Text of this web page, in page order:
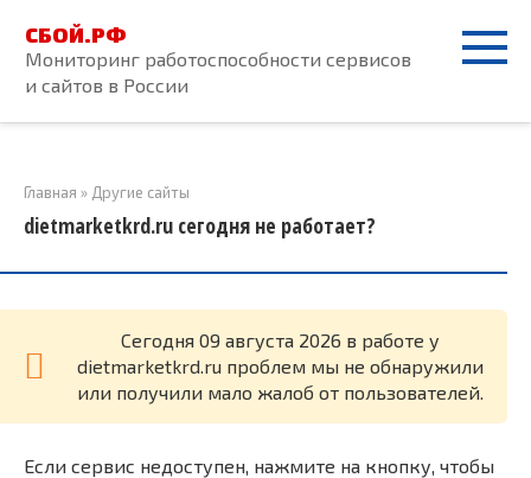
контенту
СБОЙ.РФ
Мониторинг работоспособности сервисов
и сайтов в России
Главная » Другие сайты
dietmarketkrd.ru сегодня не работает?
Cегодня 09 августа 2026 в работе у
dietmarketkrd.ru проблем мы не обнаружили
или получили мало жалоб от пользователей.
Если сервис недоступен, нажмите на кнопку, чтобы